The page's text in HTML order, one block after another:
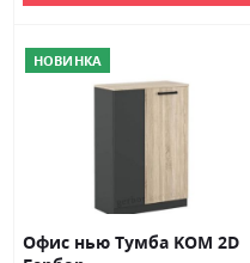
НОВИНКА
Офис нью Тумба KOM 2D